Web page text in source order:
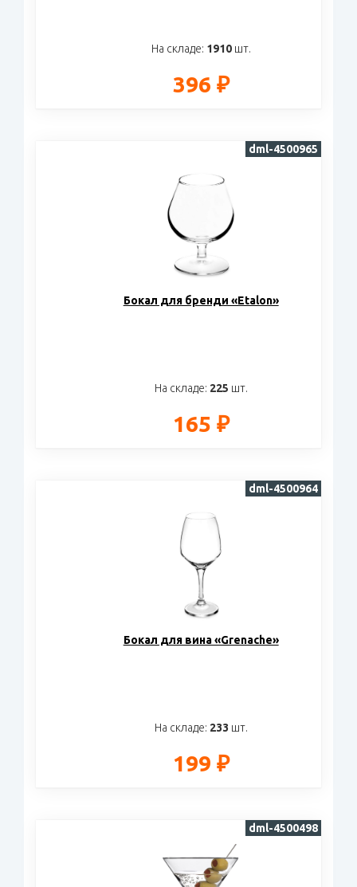
На складе: 1910шт.
396 ₽
Бокал для бренди «Etalon»
На складе: 225 шт.
165 ₽
dml-4500965
Бокал для вина «Grenache»
На складе: 233 шт.
199 ₽
dml-4500964
dml-4500498